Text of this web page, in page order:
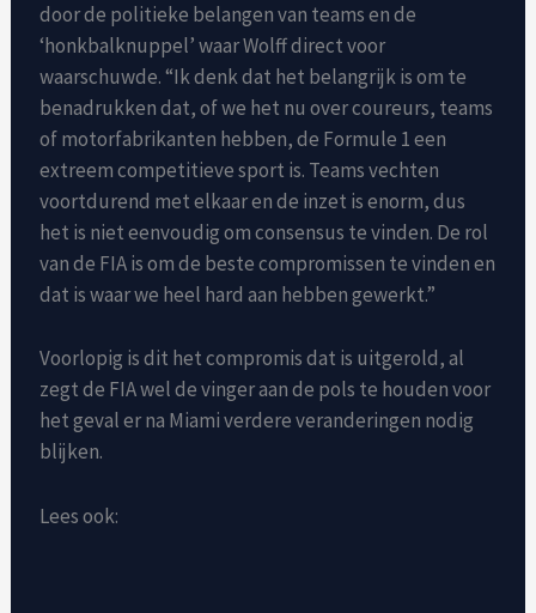
door de politieke belangen van teams en de
‘honkbalknuppel’ waar Wolff direct voor
waarschuwde. “Ik denk dat het belangrijk is om te
benadrukken dat, of we het nu over coureurs, teams
of motorfabrikanten hebben, de Formule 1 een
extreem competitieve sport is. Teams vechten
voortdurend met elkaar en de inzet is enorm, dus
het is niet eenvoudig om consensus te vinden. De rol
van de FIA ​​is om de beste compromissen te vinden en
dat is waar we heel hard aan hebben gewerkt.”
Voorlopig is dit het compromis dat is uitgerold, al
zegt de FIA ​​wel de vinger aan de pols te houden voor
het geval er na Miami verdere veranderingen nodig
blijken.
Lees ook: